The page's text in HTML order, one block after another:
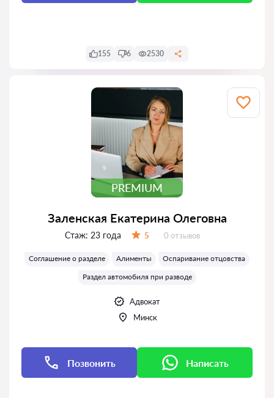
155 6 2530
PREMIUM
Заленская Екатерина Олеговна
Стаж: 23 года 5 Отзывов:
0 отзывов
Соглашение о разделе Алименты
Оспаривание отцовства
Раздел автомобиля при разводе
Адвокат
Минск
Позвонить Написать